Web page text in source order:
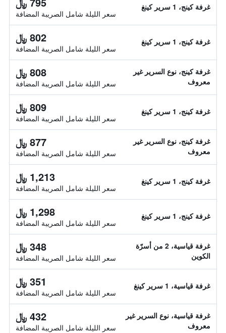
غرفة كينج، 1 سرير كينغ
سعر الليلة شامل الصريبة المضافة
غرفة كينج، 1 سرير كينغ 802 ﷼
سعر الليلة شامل الصريبة المضافة
غرفة كينج، نوع السرير غير
معروف
808 ﷼
سعر الليلة شامل الصريبة المضافة
غرفة كينج، 1 سرير كينغ 809 ﷼
سعر الليلة شامل الصريبة المضافة
غرفة كينج، نوع السرير غير
معروف
877 ﷼
سعر الليلة شامل الصريبة المضافة
غرفة كينج، 1 سرير كينغ 1,213 ﷼
سعر الليلة شامل الصريبة المضافة
غرفة كينج، 1 سرير كينغ 1,298 ﷼
سعر الليلة شامل الصريبة المضافة
غرفة قياسية، 2 من أسرّة
الكوين
348 ﷼
سعر الليلة شامل الصريبة المضافة
غرفة قياسية، 1 سرير كينغ 351 ﷼
سعر الليلة شامل الصريبة المضافة
غرفة قياسية، نوع السرير غير
معروف
432 ﷼
سعر الليلة شامل الصريبة المضافة